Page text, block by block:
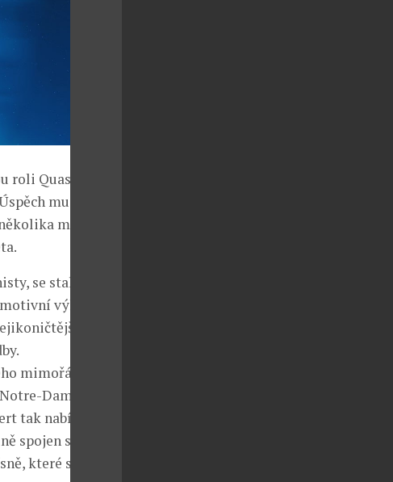
Quasimoda,
muzikálu
měsíců
se stala
výkon v
mimořádnou
Dame de
tak nabídne
spojen s jednou
které si